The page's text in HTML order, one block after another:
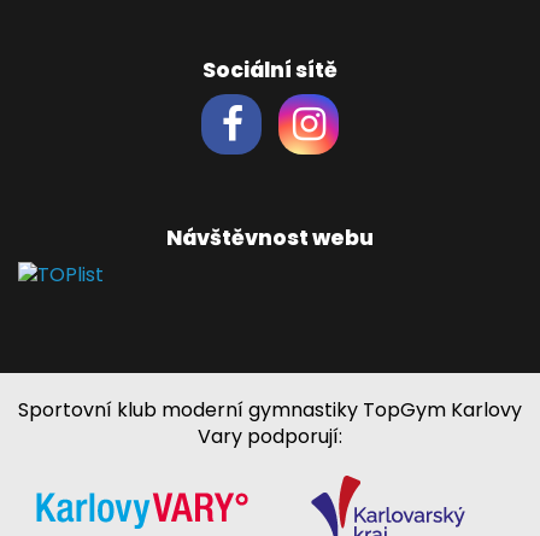
Sociální sítě
Návštěvnost webu
Sportovní klub moderní gymnastiky TopGym Karlovy
Vary podporují: